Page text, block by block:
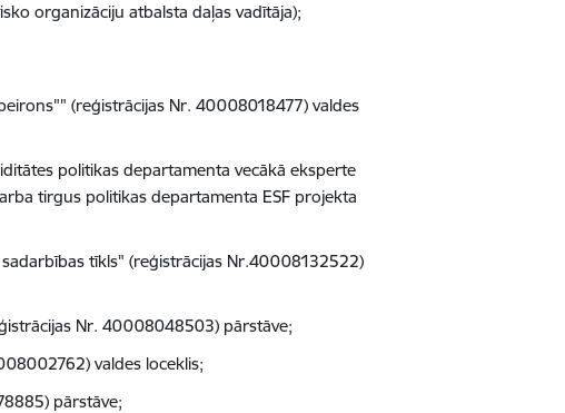
organizāciju atbalsta daļas vadītāja);
(reģistrācijas Nr. 40008018477) valdes
politikas departamenta vecākā eksperte
tirgus politikas departamenta ESF projekta
tīkls" (reģistrācijas Nr.40008132522)
Nr. 40008048503) pārstāve;
valdes loceklis;
pārstāve;